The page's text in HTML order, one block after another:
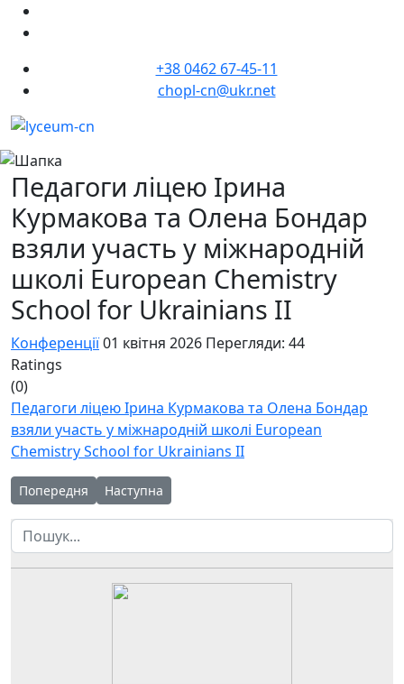
+38 0462 67-45-11
chopl-cn@ukr.net
Педагоги ліцею Ірина
Курмакова та Олена Бондар
взяли участь у міжнародній
школі European Chemistry
School for Ukrainians II
Конференції01 квітня 2026 Перегляди: 44
Ratings
(0)
Педагоги ліцею Ірина Курмакова та Олена Бондар
взяли участь у міжнародній школі European
Chemistry School for Ukrainians II
Попередня стаття: Вітаємо ученицю 11-Б класу Марію Куц з
Попередня Наступна стаття: Всеукраїнська учнівська
Наступна
Пошук